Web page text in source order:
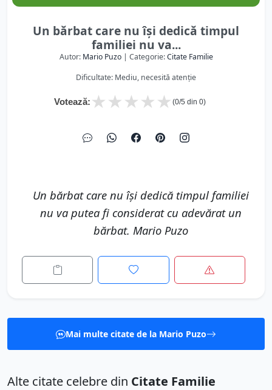
Un bărbat care nu își dedică timpul
familiei nu va...
Autor: Mario Puzo| Categorie:Citate Familie
Dificultate: Mediu, necesită atenție
Votează: ★
★
★
★
★ (0/5 din 0)
Un bărbat care nu își dedică timpul familiei
nu va putea fi considerat cu adevărat un
bărbat. Mario Puzo
Mai multe citate de la Mario Puzo
Alte citate celebre din Citate Familie